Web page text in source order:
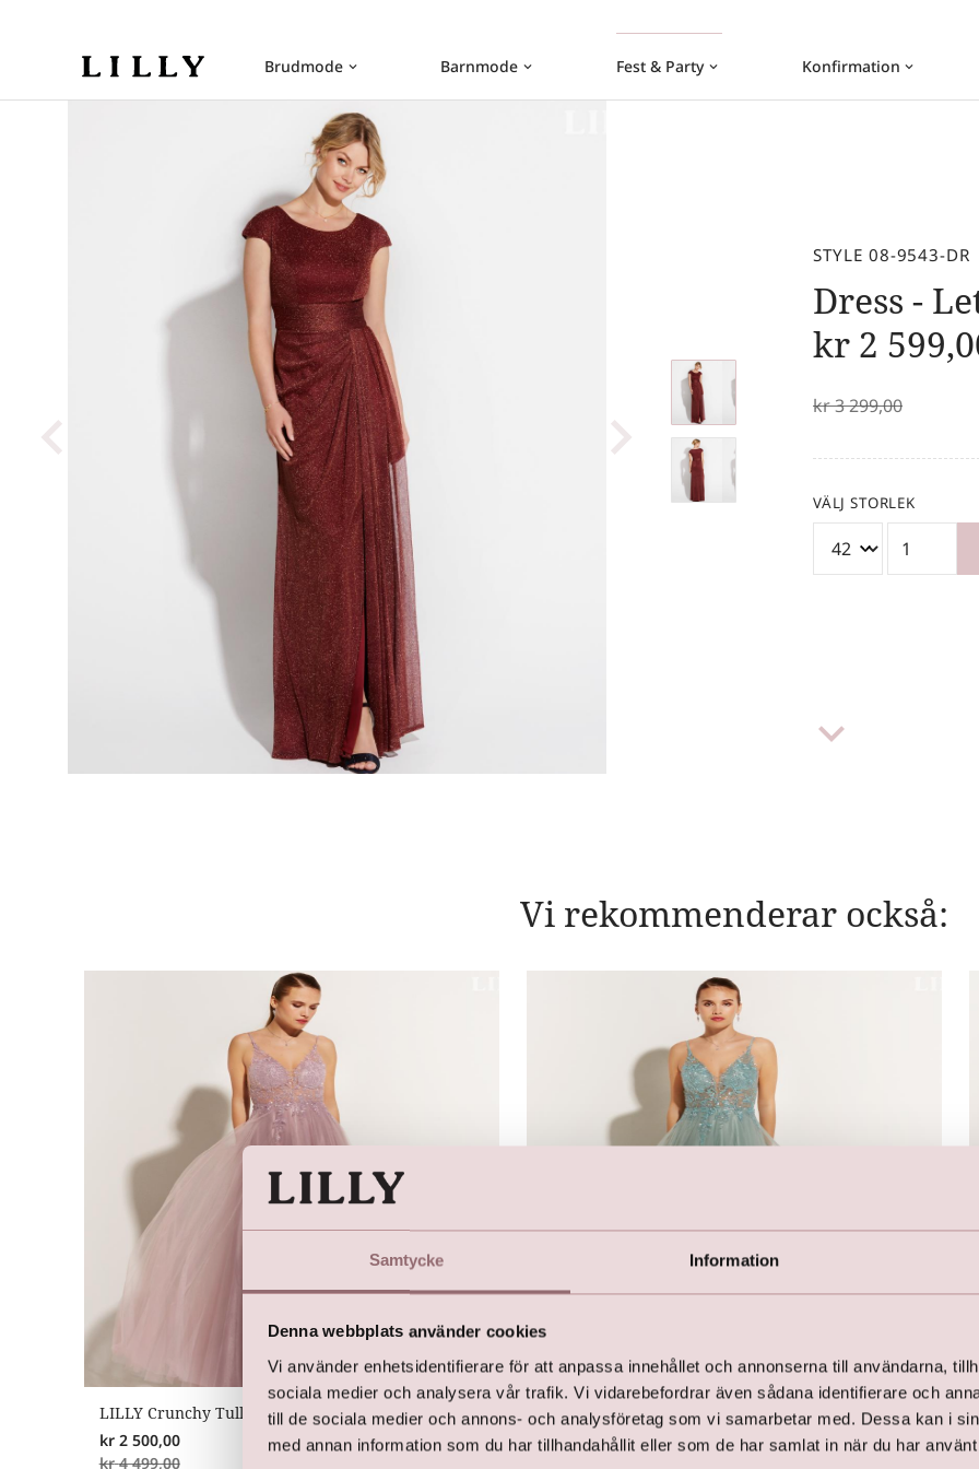
Samtycke Information
Denna webbplats använder cookies
Vi använder enhetsidentifierare för att anpassa innehållet och annonserna till användarna,
sociala medier och analysera vår trafik. Vi vidarebefordrar även sådana identifierare och
till de sociala medier och annons- och analysföretag som vi samarbetar med. Dessa kan i
med annan information som du har tillhandahållit eller som de har samlat in när du har
Brudmode keyboard_arrow_down Barnmode keyboard_arrow_down Fest & Party keyboard_arrow_down Konfirmation keyboard_arrow_down
STYLE 08-9543-DR
Dress -
kr 2
kr3 299,00
VÄLJ STORLEK
keyboard_arrow_down
Vi rekommenderar också:
LILLY Crunchy Tulle Illusion V-hals (rosa)
kr 2 500,00
kr 4 499,00
LILLY Crunchy Tulle Illusion V-hals (grön)
kr 2 500,00